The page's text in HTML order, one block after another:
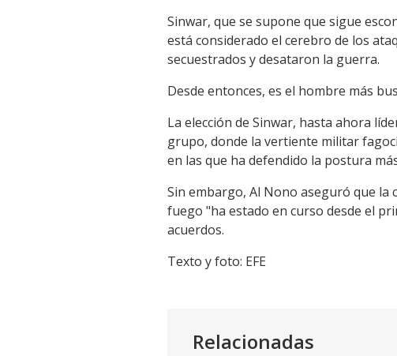
Sinwar, que se supone que sigue
está considerado el cerebro de los
secuestrados y desataron la guerra.
Desde entonces, es el hombre más
La elección de Sinwar, hasta ahora
grupo, donde la vertiente militar
en las que ha defendido la postura
Sin embargo, Al Nono aseguró que la
fuego "ha estado en curso desde el
acuerdos.
Texto y foto: EFE
Relacionadas